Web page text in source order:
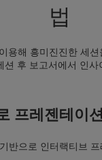
법
용해 흥미진진한 세
션 후 보고서에서 인사
프레젠테이
반으로 인터랙티브